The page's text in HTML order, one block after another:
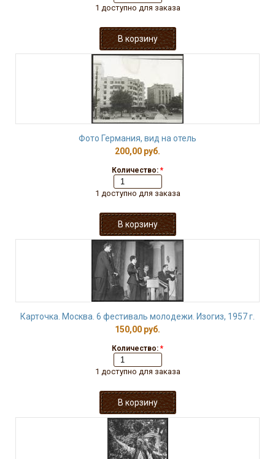
1 доступно для заказа
Фото Германия, вид на отель
200,00 руб.
Количество: *
1 доступно для заказа
Карточка. Москва. 6 фестиваль молодежи. Изогиз, 1957 г.
150,00 руб.
Количество: *
1 доступно для заказа